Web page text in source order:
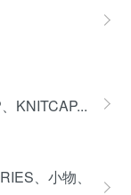
KNITCAP...
、小物、